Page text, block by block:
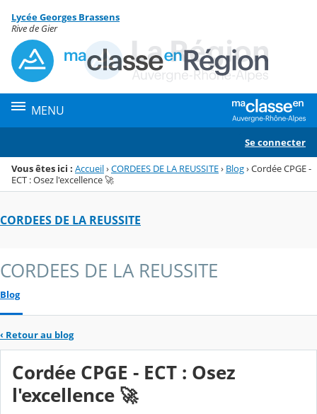
Menu de la rubrique
Contenu
Lycée Georges Brassens
Rive de Gier
MENU
Se connecter
Vous êtes ici : Accueil›CORDEES DE LA REUSSITE› Blog›Cordée CPGE -
ECT : Osez l'excellence 🚀
CORDEES DE LA REUSSITE
CORDEES DE LA REUSSITE
Blog
‹ Retour au blog
Cordée CPGE - ECT : Osez
l'excellence 🚀